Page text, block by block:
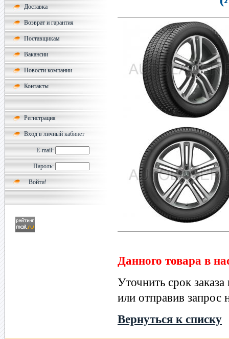
Доставка
Возврат и гарантия
Поставщикам
Вакансии
Новости компании
Контакты
Регистрация
Вход в личный кабинет
E-mail:
Пароль:
Данного товара в
Уточнить срок
или отправив запрос
Вернуться к списку